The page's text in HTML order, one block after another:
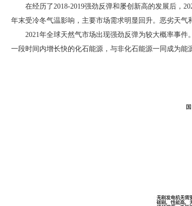
在经历了2018-2019强劲反弹和屡创新高的发展后，
年末受冷冬气温影响，主要市场需求明显回升。恶劣天气
2021年全球天然气市场出现强劲反弹为较大概率事件
一段时间内增长快的化石能源，与非化石能源一同成为能